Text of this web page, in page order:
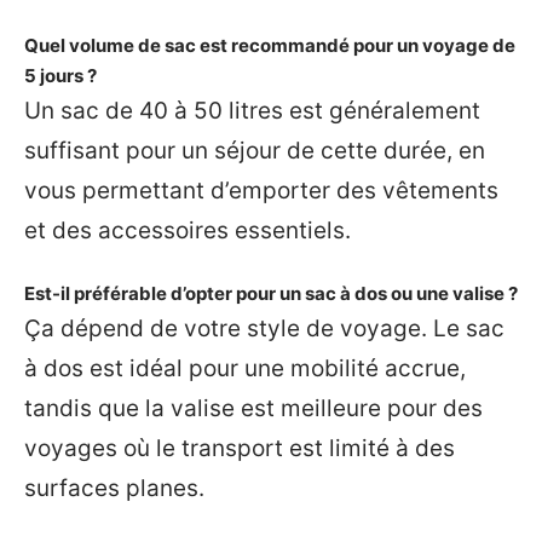
Quel volume de sac est recommandé pour un voyage de
5 jours ?
Un sac de 40 à 50 litres est généralement
suffisant pour un séjour de cette durée, en
vous permettant d’emporter des vêtements
et des accessoires essentiels.
Est-il préférable d’opter pour un sac à dos ou une valise ?
Ça dépend de votre style de voyage. Le sac
à dos est idéal pour une mobilité accrue,
tandis que la valise est meilleure pour des
voyages où le transport est limité à des
surfaces planes.